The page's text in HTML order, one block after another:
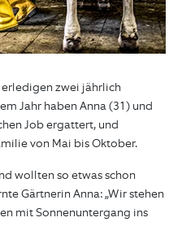
zwei jährlich
Jahr haben Anna (31) und
Job ergattert, und
von Mai bis Oktober.
wollten so etwas schon
Gärtnerin Anna: „Wir stehen
mit Sonnenuntergang ins